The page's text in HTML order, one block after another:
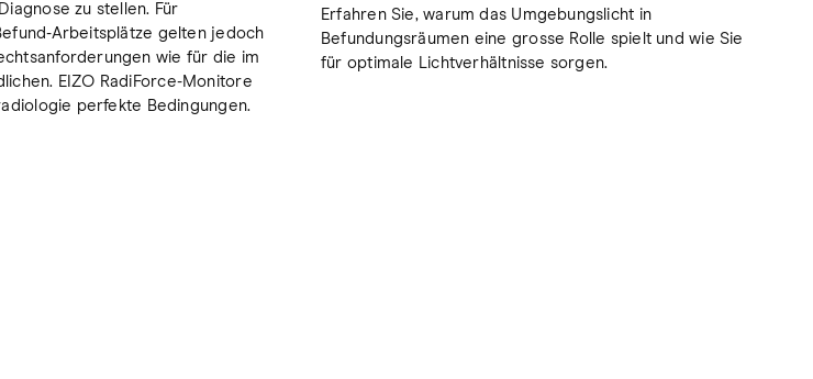
zu stellen. Für
Arbeitsplätze gelten jedoch
wie für die im
EIZO RadiForce-Monitore
perfekte Bedingungen.
Erfahren Sie, warum das Umgebungslicht in
Befundungsräumen eine grosse Rolle spielt und wie Sie
für optimale Lichtverhältnisse sorgen.